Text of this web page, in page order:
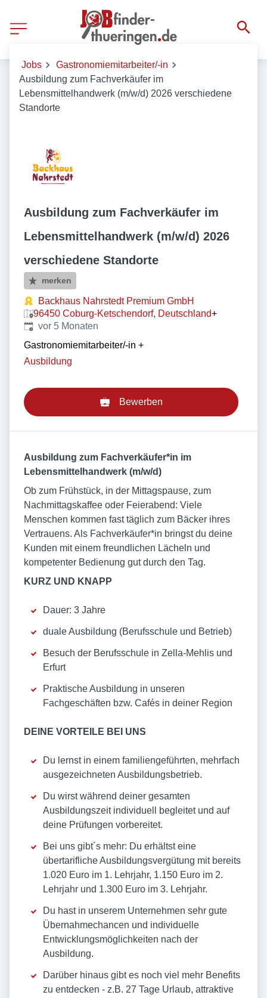
Jobs
Gastronomiemitarbeiter/-in
Ausbildung zum Fachverkäufer im
Lebensmittelhandwerk (m/w/d) 2026 verschiedene
Standorte
Ausbildung zum Fachverkäufer im
Lebensmittelhandwerk (m/w/d) 2026
verschiedene Standorte
merken
Backhaus Nahrstedt Premium GmbH
96450 Coburg-Ketschendorf, Deutschland+
Veröffentlicht:
vor 5 Monaten
Gastronomiemitarbeiter/-in +
Ausbildung
Bewerben
Ausbildung zum Fachverkäufer*in im
Lebensmittelhandwerk (m/w/d)
Ob zum Frühstück, in der Mittagspause, zum
Nachmittagskaffee oder Feierabend: Viele
Menschen kommen fast täglich zum Bäcker ihres
Vertrauens. Als Fachverkäufer*in bringst du deine
Kunden mit einem freundlichen Lächeln und
kompetenter Bedienung gut durch den Tag.
KURZ UND KNAPP
Dauer: 3 Jahre
duale Ausbildung (Berufsschule und Betrieb)
Besuch der Berufsschule in Zella-Mehlis und
Erfurt
Praktische Ausbildung in unseren
Fachgeschäften bzw. Cafés in deiner Region
DEINE VORTEILE BEI UNS
Du lernst in einem familiengeführten, mehrfach
ausgezeichneten Ausbildungsbetrieb.
Du wirst während deiner gesamten
Ausbildungszeit individuell begleitet und auf
deine Prüfungen vorbereitet.
Bei uns gibt´s mehr: Du erhältst eine
übertarifliche Ausbildungsvergütung mit bereits
1.020 Euro im 1. Lehrjahr, 1.150 Euro im 2.
Lehrjahr und 1.300 Euro im 3. Lehrjahr.
Du hast in unserem Unternehmen sehr gute
Übernahmechancen und individuelle
Entwicklungsmöglichkeiten nach der
Ausbildung.
Darüber hinaus gibt es noch viel mehr Benefits
zu entdecken - z.B. 27 Tage Urlaub, attraktive